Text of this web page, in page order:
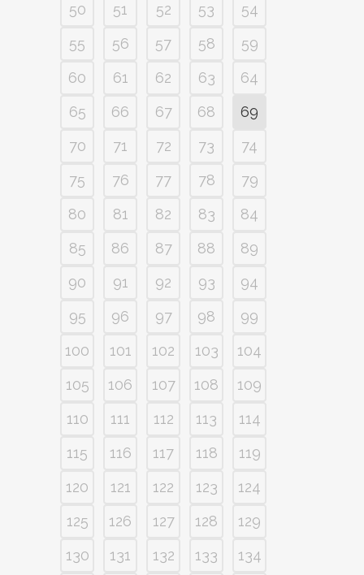
50
51 52 53
54
55
56 57 58
59
60
61 62 63
64
65
66 67 68
69
70
71 72 73
74
75
76 77 78
79
80
81 82 83
84
85
86 87 88
89
90
91 92 93
94
95
96 97 98
99
100
101 102 103
104
105
106 107 108
109
110
111 112 113
114
115
116 117 118
119
120
121 122 123
124
125
126 127 128
129
130
131 132 133
134